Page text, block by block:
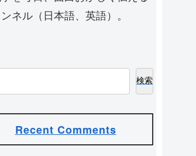
ネル（日本語、英語）。
検索
Recent Comments